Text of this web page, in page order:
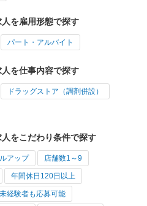
を雇用形態で探す
パート・アルバイト
を仕事内容で探す
ドラッグストア（調剤併設）
をこだわり条件で探す
アップ 店舗数1～9
年間休日120日以上
未経験者も応募可能